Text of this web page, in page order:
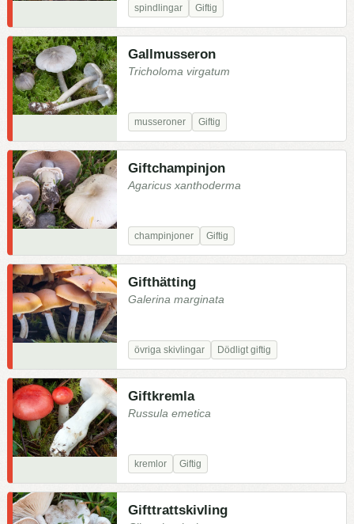
spindlingar Giftig
Gallmusseron
Tricholoma virgatum
musseroner Giftig
Giftchampinjon
Agaricus xanthoderma
champinjoner Giftig
Gifthätting
Galerina marginata
övriga skivlingar Dödligt giftig
Giftkremla
Russula emetica
kremlor Giftig
Gifttrattskivling